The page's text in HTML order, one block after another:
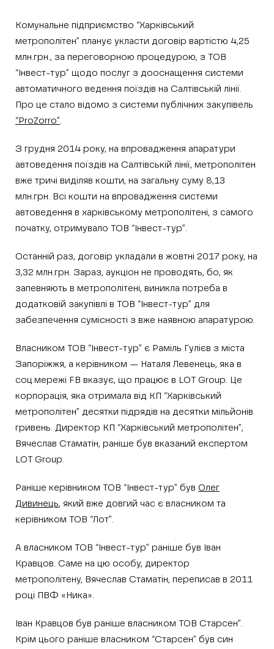
Комунальне підприємство “Харківський
метрополітен” планує укласти договір вартістю 4,25
млн.грн., за переговорною процедурою, з ТОВ
“Інвест-тур” щодо послуг з дооснащення системи
автоматичного ведення поїздів на Салтівській лінії.
Про це стало відомо з системи публічних закупівель
“ProZorro”.
З грудня 2014 року, на впровадження апаратури
автоведення поїздів на Салтівській лінії, метрополітен
вже тричі виділяв кошти, на загальну суму 8,13
млн.грн. Всі кошти на впровадження системи
автоведення в харківському метрополітені, з самого
початку, отримувало ТОВ “Інвест-тур”.
Останній раз, договір укладали в жовтні 2017 року, на
3,32 млн.грн. Зараз, аукціон не проводять, бо, як
запевняють в метрополітені, виникла потреба в
додатковій закупівлі в ТОВ “Інвест-тур” для
забезпечення сумісності з вже наявною апаратурою.
Власником ТОВ “Інвест-тур” є Раміль Гулієв з міста
Запоріжжя, а керівником — Наталя Левенець, яка в
соц.мережі FB вказує, що працює в LOT Group. Це
корпорація, яка отримала від КП “Харківський
метрополітен” десятки підрядів на десятки мільйонів
гривень. Директор КП “Харківський метрополітен”,
Вячеслав Стаматін, раніше був вказаний експертом
LOT Group.
Раніше керівником ТОВ “Інвест-тур” був Олег
Дивинець, який вже довгий час є власником та
керівником ТОВ “Лот”.
А власником ТОВ “Інвест-тур” раніше був Іван
Кравцов. Саме на цю особу, директор
метрополітену, Вячеслав Стаматін, переписав в 2011
році ПВФ «Ника».
Іван Кравцов був раніше власником ТОВ Старсен”.
Крім цього раніше власником “Старсен” був син